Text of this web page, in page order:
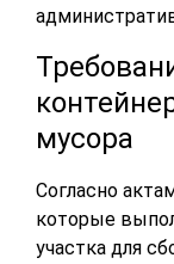
мусора
Согласно
которые
участка для